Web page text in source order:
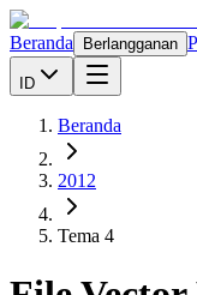
Beranda Berlangganan
ID
Beranda
2012
Tema 4